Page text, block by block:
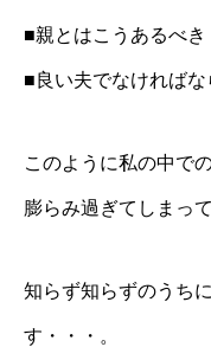
■親とはこうあるべき
■良い夫でなければな
このように私の中で
膨らみ過ぎてしまっ
知らず知らずのうち
す・・・。